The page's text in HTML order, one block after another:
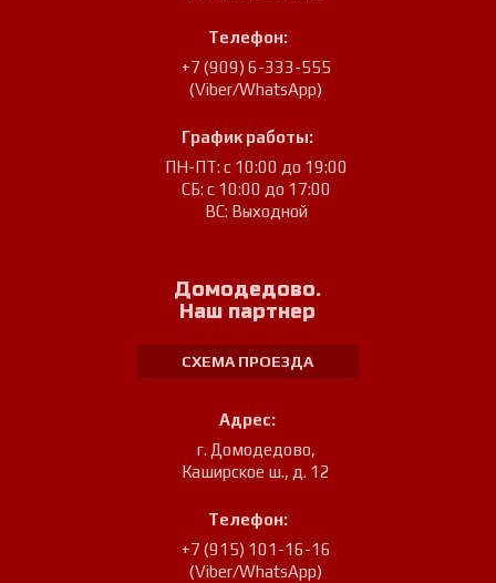
Телефон:
+7 (909) 6-333-555
(Viber/WhatsApp)
График работы:
ПН-ПТ: с 10:00 до 19:00
СБ: с 10:00 до 17:00
ВС: Выходной
Домодедово.
Наш партнер
СХЕМА ПРОЕЗДА
Адрес:
г. Домодедово,
Каширское ш., д. 12
Телефон:
+7 (915) 101-16-16
(Viber/WhatsApp)